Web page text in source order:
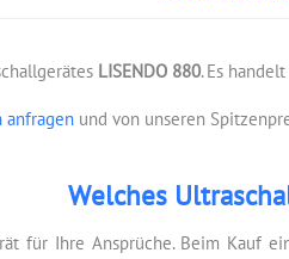
LISENDO 880. Es
und von unseren
Welches
für Ihre Ansprüche. Beim Kauf